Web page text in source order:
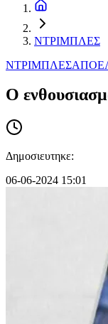
ΝΤΡΙΜΠΛΕΣ
ΝΤΡΙΜΠΛΕΣ
Ο
Δημοσιευτηκε:
06-06-2024 15:01